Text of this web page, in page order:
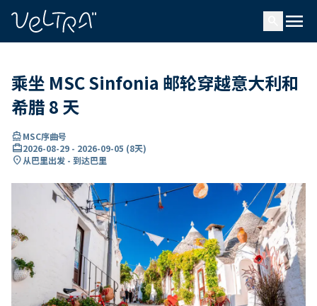
menu
乘坐 MSC Sinfonia 邮轮穿越意大利和
希腊 8 天
directions_boatMSC序曲号
card_travel2026-08-29 - 2026-09-05 (8天)
location_on从巴里出发 - 到达巴里